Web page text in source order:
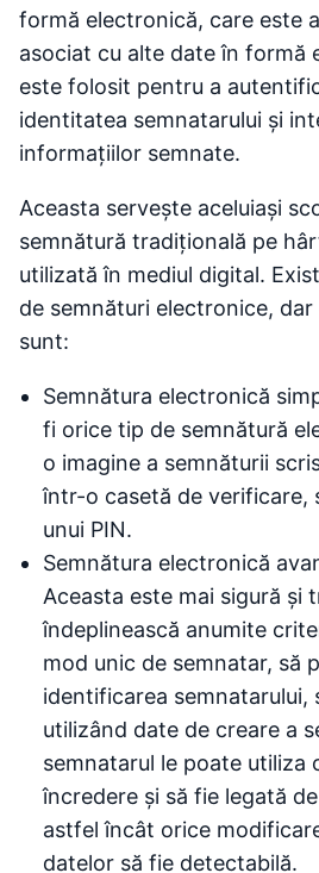
formă electronică, care este
asociat cu alte date în formă
este folosit pentru a
identitatea semnatarului și
informațiilor semnate.
Aceasta servește aceluiași
semnătură tradițională pe
utilizată în mediul digital.
de semnături electronice,
sunt:
Semnătura electronică
fi orice tip de semnătură
o imagine a semnăturii
într-o casetă de verificare,
unui PIN.
Semnătura electronică
Aceasta este mai sigură și
îndeplinească anumite
mod unic de semnatar, să
identificarea semnatarului,
utilizând date de creare a
semnatarul le poate utiliza
încredere și să fie legată
astfel încât orice
datelor să fie detectabilă.